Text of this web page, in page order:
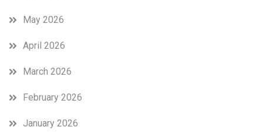
May 2026
April 2026
March 2026
February 2026
January 2026